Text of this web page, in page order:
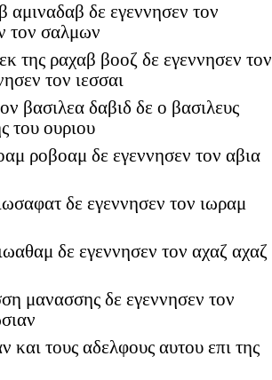
αμιναδαβ δε εγεννησεν τον
τον σαλμων
της ραχαβ βοοζ δε εγεννησεν τον
τον ιεσσαι
βασιλεα δαβιδ δε ο βασιλευς
του ουριου
ροβοαμ δε εγεννησεν τον αβια
δε εγεννησεν τον ιωραμ
δε εγεννησεν τον αχαζ αχαζ
μανασσης δε εγεννησεν τον
και τους αδελφους αυτου επι της